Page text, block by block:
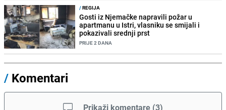
/REGIJA
Gosti iz Njemačke napravili požar u
apartmanu u Istri, vlasniku se smijali i
pokazivali srednji prst
PRIJE 2 DANA
/ Komentari
Prikaži komentare (3)